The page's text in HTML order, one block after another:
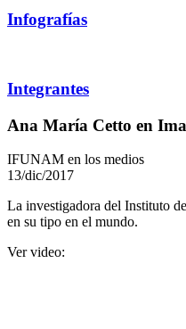
Infografías
Integrantes
Ana María Cetto en
IFUNAM en los medios
13/dic/2017
La investigadora del Instituto
en su tipo en el mundo.
Ver video: